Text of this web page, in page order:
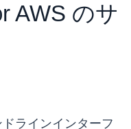
AWS のサ
ラインインターフ